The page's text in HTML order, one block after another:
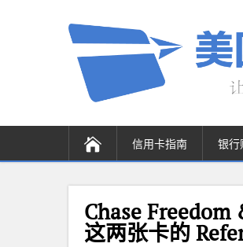
信用卡指南 银行
Chase
这两张卡的